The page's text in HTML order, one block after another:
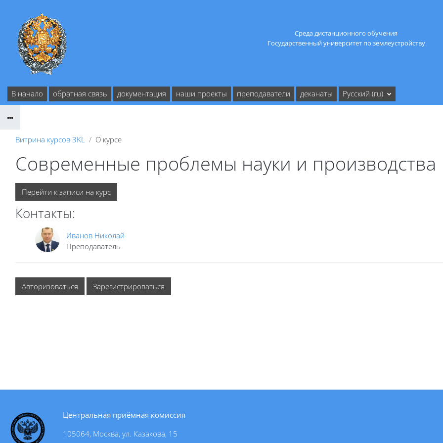
Среда дистанционного обучения
Государственный университет по землеустройству
В начало обратная связь документация наши проекты преподаватели деканаты Русский ‎(ru)‎
Витрина курсов 3KL О курсе
Современные проблемы науки и производства
Перейти к записи на курс
Контакты:
Иванов Николай
Преподаватель
Авторизоваться Зарегистрироваться
Центральная приёмная комиссия
105064, Москва, ул. Казакова, 15